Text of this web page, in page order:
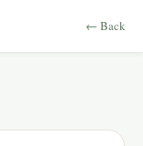
← Back